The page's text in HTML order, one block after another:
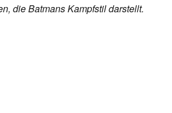
die Batmans Kampfstil darstellt.